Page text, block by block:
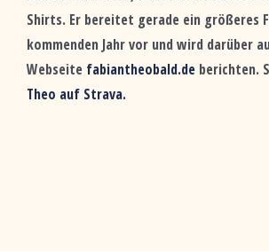
Shirts. Er bereitet gerade ein größeres
kommenden Jahr vor und wird darüber
Webseite fabiantheobald.de berichten.
Theo auf Strava.